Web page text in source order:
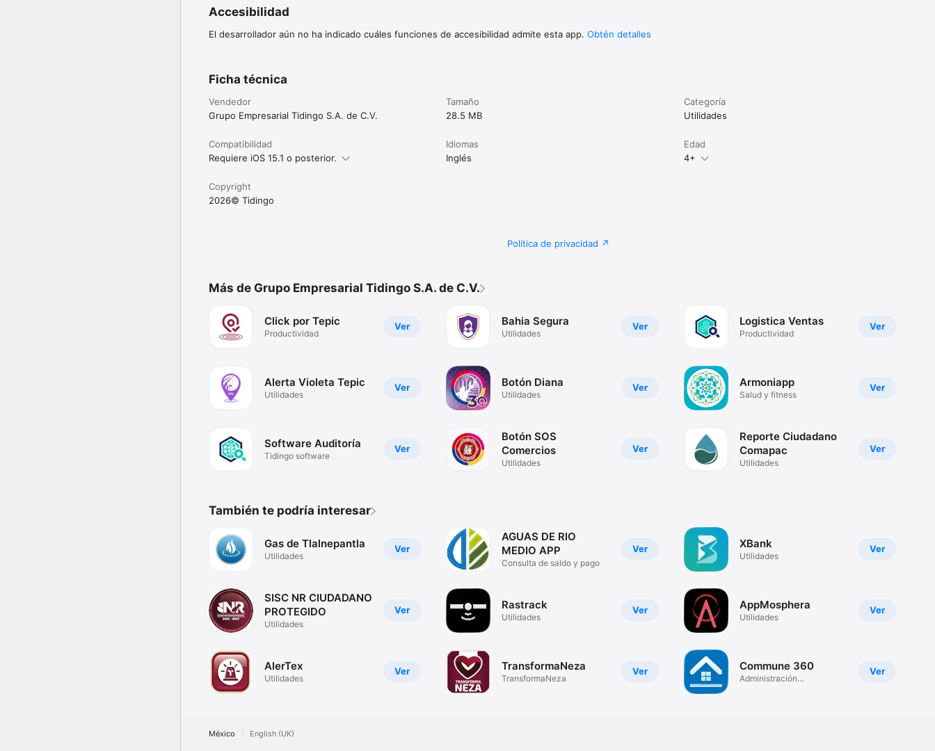
Accesibilidad
El desarrollador aún no ha indicado cuáles funciones de accesibilidad admite esta app. Obtén detalles
Ficha técnica
Vendedor
Grupo Empresarial Tidingo S.A. de C.V.
Tamaño
28.5 MB
Categoría
Utilidades
Compatibilidad
Requiere iOS 15.1 o posterior.
Idiomas
Inglés
Edad
4+
Copyright
2026© Tidingo
Política de privacidad
Más de Grupo Empresarial Tidingo S.A. de C.V.
Ver
Click por Tepic
Productividad
Ver
Alerta Violeta Tepic
Utilidades
Ver
Software Auditoría
Tidingo software
Ver
Bahia Segura
Utilidades
Ver
Botón Diana
Utilidades
Ver
Botón SOS
Comercios
Utilidades
Ver
Logistica Ventas
Productividad
Ver
Armoniapp
Salud y fitness
Ver
Reporte Ciudadano
Comapac
Utilidades
También te podría interesar
Ver
Gas de Tlalnepantla
Utilidades
Ver
SISC NR CIUDADANO
PROTEGIDO
Utilidades
Ver
AlerTex
Utilidades
Ver
AGUAS DE RIO
MEDIO APP
Consulta de saldo y pago
Ver
Rastrack
Utilidades
Ver
TransformaNeza
TransformaNeza
Ver
XBank
Utilidades
Ver
AppMosphera
Utilidades
Ver
Commune 360
Administración
México English (UK)